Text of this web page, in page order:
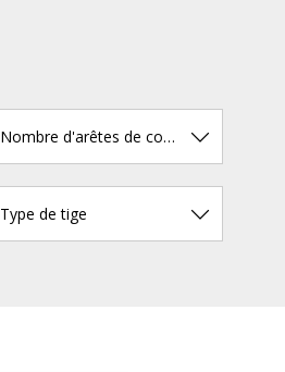
Nombre d'arêtes de coupe
Type de tige